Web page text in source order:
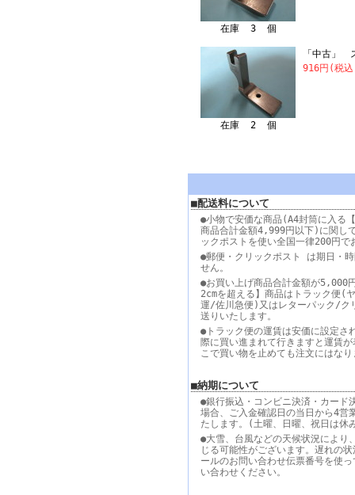
在庫 3 個
在庫 2 個
「中古」
916円(税
■配送料について
●小物で安価な商品(A4封筒に入る
商品合計金額4,999円以下)に関し
ックポストを使い全国一律200円で
●郵便・クリックポスト は期日・
せん。
●お買い上げ商品合計金額が5,000
2cmを超える】商品はトラック便(
運/佐川急便)又はレターパック/ク
送りいたします。
●トラック便の運賃は安価に設定さ
際に買い進まれて行きますと運賃
こで買い物を止めても注文にはな
■納期について
●銀行振込・コンビニ決済・カード
場合、ご入金確認日の当日から4営
たします。(土曜、日曜、祝日は休
●大雪、台風などの天候状況により
じる可能性がございます。遅れの
ールのお問い合わせ伝票番号を使
い合わせください。